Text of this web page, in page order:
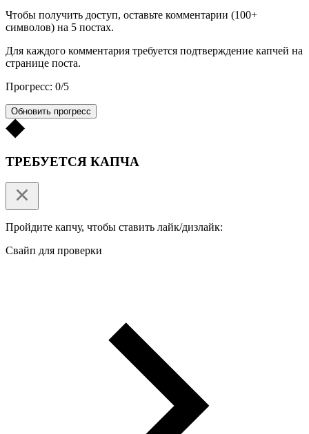
Чтобы получить доступ, оставьте комментарии (100+
символов) на 5 постах.
Для каждого комментария требуется подтверждение капчей на
странице поста.
Прогресс: 0/5
Обновить прогресс
ТРЕБУЕТСЯ КАПЧА
Пройдите капчу, чтобы ставить лайк/дизлайк:
Свайп для проверки